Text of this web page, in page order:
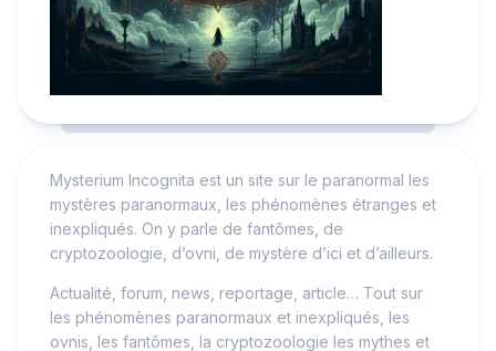
Mysterium Incognita est un site sur le paranormal les
mystères paranormaux, les phénomènes étranges et
inexpliqués. On y parle de fantômes, de
cryptozoologie, d’ovni, de mystère d’ici et d’ailleurs.
Actualité, forum, news, reportage, article… Tout sur
les phénomènes paranormaux et inexpliqués, les
ovnis, les fantômes, la cryptozoologie les mythes et